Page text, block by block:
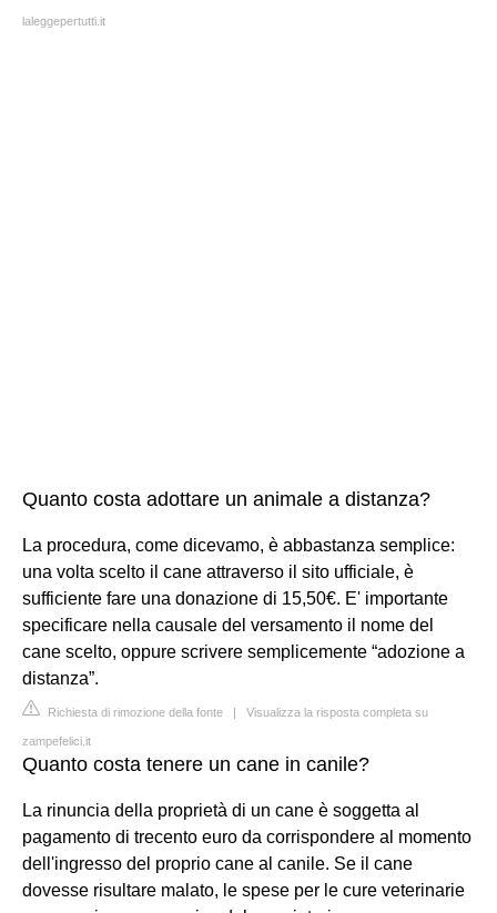
laleggepertutti.it
Quanto costa adottare un animale a distanza?
La procedura, come dicevamo, è abbastanza semplice:
una volta scelto il cane attraverso il sito ufficiale, è
sufficiente fare una donazione di 15,50€. E' importante
specificare nella causale del versamento il nome del
cane scelto, oppure scrivere semplicemente “adozione a
distanza”.
Richiesta di rimozione della fonte | Visualizza la risposta completa su
zampefelici.it
Quanto costa tenere un cane in canile?
La rinuncia della proprietà di un cane è soggetta al
pagamento di trecento euro da corrispondere al momento
dell'ingresso del proprio cane al canile. Se il cane
dovesse risultare malato, le spese per le cure veterinarie